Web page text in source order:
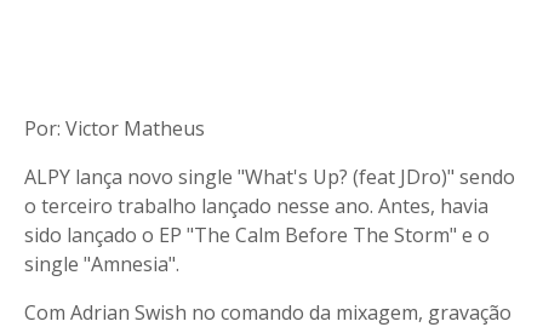
Por: Victor Matheus
ALPY lança novo single "What's Up? (feat JDro)" sendo
o terceiro trabalho lançado nesse ano. Antes, havia
sido lançado o EP "The Calm Before The Storm" e o
single "Amnesia".
Com Adrian Swish no comando da mixagem, gravação